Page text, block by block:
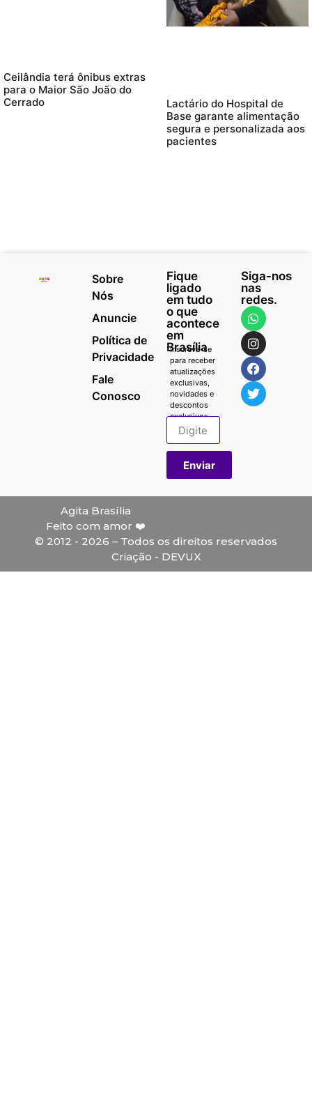
Ceilândia terá ônibus extras
para o Maior São João do
Cerrado
Lactário do Hospital de
Base garante alimentação
segura e personalizada aos
pacientes
Sobre
Nós
Anuncie
Política de
Privacidade
Fale
Conosco
Fique
ligado
em tudo
o que
acontece
em
Brasília
Inscreva-se
para receber
atualizações
exclusivas,
novidades e
descontos
exclusivos.
Enviar
Siga-nos
nas
redes.
Agita Brasília
Feito com amor ❤️
© 2012 - 2026 – Todos os direitos reservados
Criação - DEVUX